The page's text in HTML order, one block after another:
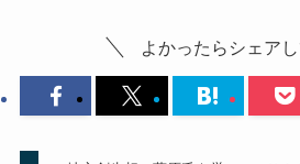
よかったらシェアし